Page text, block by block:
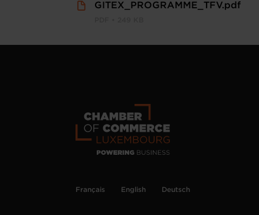
GITEX_PROGRAMME_TFV.pdf
Français English Deutsch